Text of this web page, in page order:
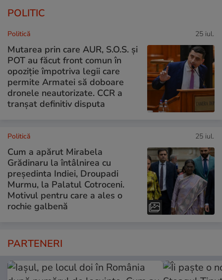
POLITIC
Politică 25 iul.
Mutarea prin care AUR, S.O.S. și
POT au făcut front comun în
opoziție împotriva legii care
permite Armatei să doboare
dronele neautorizate. CCR a
tranșat definitiv disputa
Politică 25 iul.
Cum a apărut Mirabela
Grădinaru la întâlnirea cu
președinta Indiei, Droupadi
Murmu, la Palatul Cotroceni.
Motivul pentru care a ales o
rochie galbenă
PARTENERI